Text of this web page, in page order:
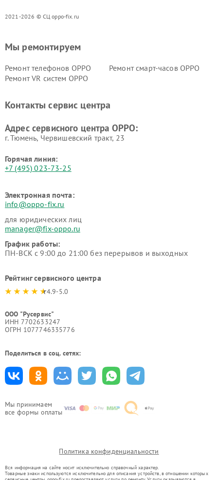
2021-2026 © СЦ oppo-fix.ru
Мы принимаем
все формы оплаты
Мы ремонтируем
Ремонт телефонов OPPO
Ремонт смарт-часов OPPO
Ремонт VR систем OPPO
Контакты сервис центра
Адрес сервисного центра OPPO:
г. Тюмень, ​Червишевский тракт, 23
Горячая линия:
+7 (495) 023-73-25
Электронная почта:
info@oppo-fix.ru
для юридических лиц
manager@fix-oppo.ru
График работы:
ПН-ВСК с 9:00 до 21:00 без перерывов и выходных
Рейтинг сервисного центра
4.9-5.0
ООО "Русервис"
ИНН 7702633247
ОГРН 1077746335776
Поделиться в соц. сетях:
Политика конфиденциальности
Вся информация на сайте носит исключительно справочный характер.
Товарные знаки используются исключительно для описания устройств, в отношении которых